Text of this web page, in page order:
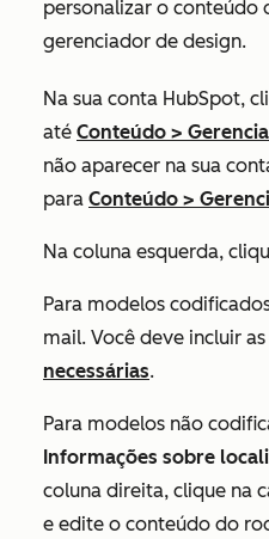
personalizar o conteúdo
gerenciador de design.
Na sua conta HubSpot,
até Conteúdo >
não aparecer na sua
para Conteúdo >
Na coluna esquerda,
Para modelos
mail. Você deve incluir as
necessárias.
Para modelos não
Informações sobre
coluna direita, clique na
e edite o conteúdo do